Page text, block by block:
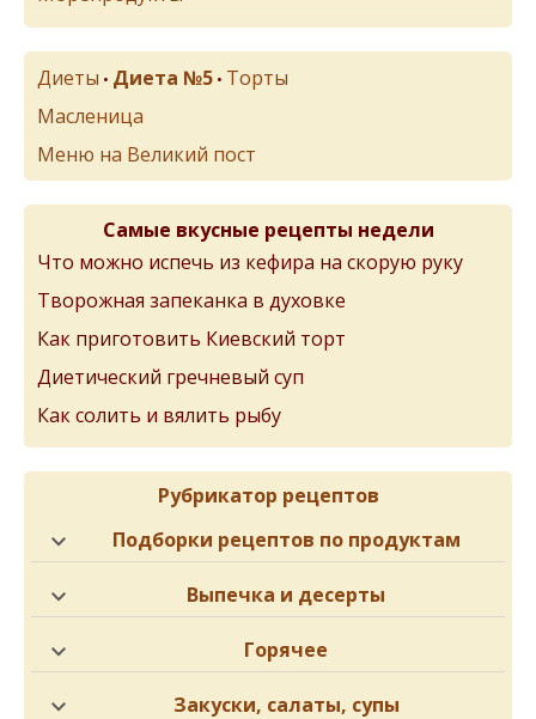
Диеты • Диета №5 • Торты
Масленица
Меню на Великий пост
Самые вкусные рецепты недели
Что можно испечь из кефира на скорую руку
Творожная запеканка в духовке
Как приготовить Киевский торт
Диетический гречневый суп
Как солить и вялить рыбу
Рубрикатор рецептов
Подборки рецептов по продуктам
Выпечка и десерты
Горячее
Закуски, салаты, супы